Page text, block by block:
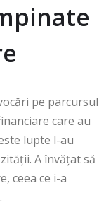
pe parcursul
care au
lupte l-au
A învățat să
ceea ce i-a